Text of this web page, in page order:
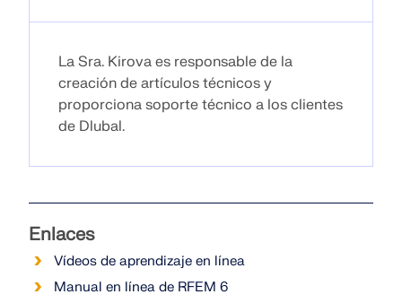
Productos anteriores
La Sra. Kirova es responsable de la
creación de artículos técnicos y
proporciona soporte técnico a los clientes
de Dlubal.
Enlaces
Vídeos de aprendizaje en línea
Manual en línea de RFEM 6